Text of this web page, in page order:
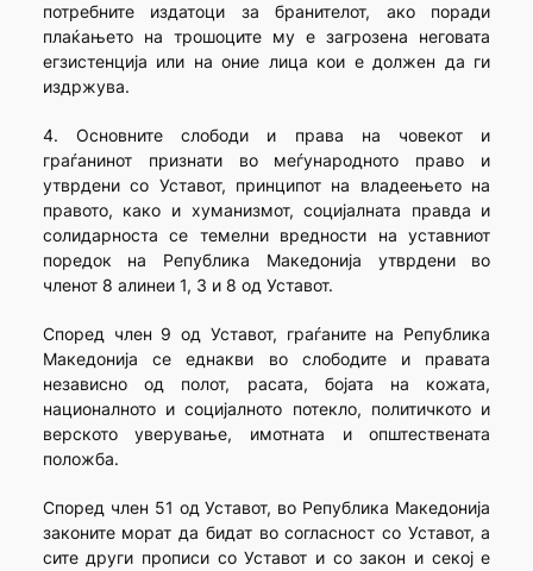
потребните издатоци за бранителот, ако поради
плаќа­њето на трошоците му е загрозена неговата
егзистенција или на оние лица кои е должен да ги
издржува.
4. Основните слободи и права на човекот и
граѓанинот признати во меѓународното право и
утврдени со Уставот, принципот на владеењето на
правото, како и хуманизмот, социјалната правда и
солидарноста се темелни вредности на уставниот
поредок на Република Македонија утврдени во
членот 8 алинеи 1, 3 и 8 од Уставот.
Според член 9 од Уставот, граѓаните на Република
Македонија се еднакви во слободите и правата
независно од полот, расата, бојата на кожата,
националното и социјалното потекло, политичкото и
верското уверување, имотната и општествената
положба.
Според член 51 од Уставот, во Република Македонија
законите морат да бидат во согласност со Уставот, а
сите други прописи со Уставот и со закон и секој е